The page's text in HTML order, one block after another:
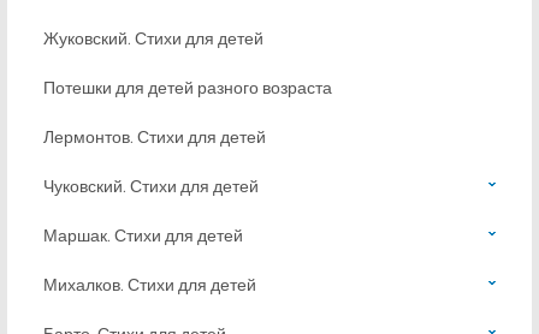
Жуковский. Стихи для детей
Потешки для детей разного возраста
Лермонтов. Стихи для детей
Чуковский. Стихи для детей
Маршак. Стихи для детей
Михалков. Стихи для детей